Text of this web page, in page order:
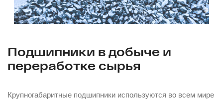
Подшипники в добыче и
переработке сырья
Крупногабаритные подшипники используются во всем мире